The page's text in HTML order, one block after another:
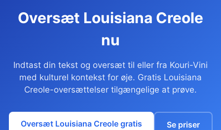
Oversæt Louisiana Creole
nu
Indtast din tekst og oversæt til eller fra Kouri-Vini
med kulturel kontekst for øje. Gratis Louisiana
Creole-oversættelser tilgængelige at prøve.
Oversæt Louisiana Creole gratis Se priser